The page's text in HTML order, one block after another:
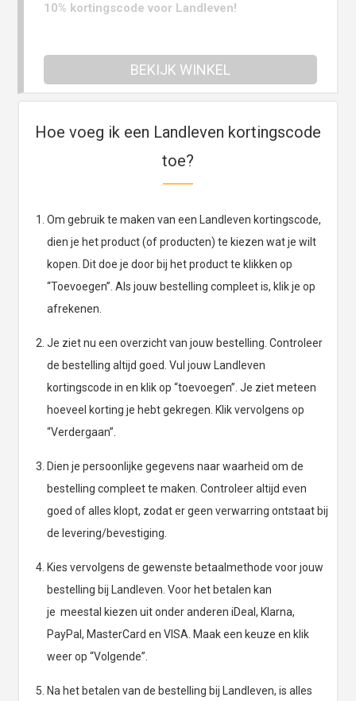
10% kortingscode voor Landleven!
BEKIJK WINKEL
Hoe voeg ik een Landleven kortingscode
toe?
Om gebruik te maken van een Landleven kortingscode,
dien je het product (of producten) te kiezen wat je wilt
kopen. Dit doe je door bij het product te klikken op
“Toevoegen”. Als jouw bestelling compleet is, klik je op
afrekenen.
Je ziet nu een overzicht van jouw bestelling. Controleer
de bestelling altijd goed. Vul jouw Landleven
kortingscode in en klik op “toevoegen”. Je ziet meteen
hoeveel korting je hebt gekregen. Klik vervolgens op
“Verdergaan”.
Dien je persoonlijke gegevens naar waarheid om de
bestelling compleet te maken. Controleer altijd even
goed of alles klopt, zodat er geen verwarring ontstaat bij
de levering/bevestiging.
Kies vervolgens de gewenste betaalmethode voor jouw
bestelling bij Landleven. Voor het betalen kan
je meestal kiezen uit onder anderen iDeal, Klarna,
PayPal, MasterCard en VISA. Maak een keuze en klik
weer op “Volgende”.
Na het betalen van de bestelling bij Landleven, is alles